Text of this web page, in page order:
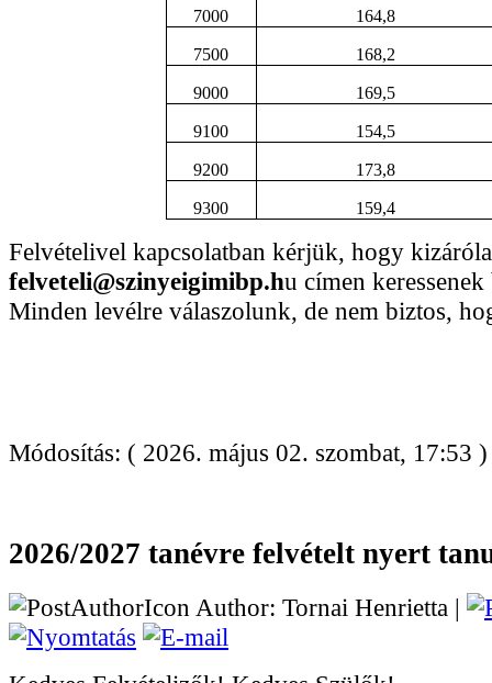
7000 164,8
7500 168,2
9000 169,5
9100 154,5
9200 173,8
9300 159,4
Felvételivel kapcsolatban kérjük, hogy
felveteli@szinyeigimibp.hu címen
Minden levélre válaszolunk, de nem biztos,
Módosítás: ( 2026. május 02. szombat, 17:53 )
2026/2027 tanévre felvételt nyert
Author: Tornai Henrietta |